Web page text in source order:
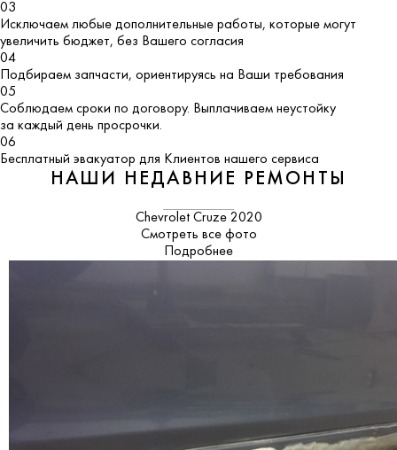
03
Исключаем любые дополнительные работы, которые могут
увеличить бюджет, без Вашего согласия
04
Подбираем запчасти, ориентируясь на Ваши требования
05
Соблюдаем сроки по договору. Выплачиваем неустойку
за каждый день просрочки.
06
Бесплатный эвакуатор для Клиентов нашего сервиса
НАШИ НЕДАВНИЕ РЕМОНТЫ
Chevrolet Cruze 2020
Смотреть все фото
Подробнее